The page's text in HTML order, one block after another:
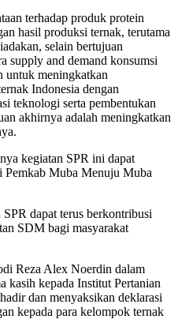
terhadap produk protein
hasil produksi ternak, terutama
selain bertujuan
supply and demand konsumsi
untuk meningkatkan
Indonesia dengan
teknologi serta pembentukan
akhirnya adalah meningkatkan
kegiatan SPR ini dapat
Muba Menuju Muba
dapat terus berkontribusi
SDM bagi masyarakat
Reza Alex Noerdin dalam
kasih kepada Institut Pertanian
dan menyaksikan deklarasi
kepada para kelompok ternak